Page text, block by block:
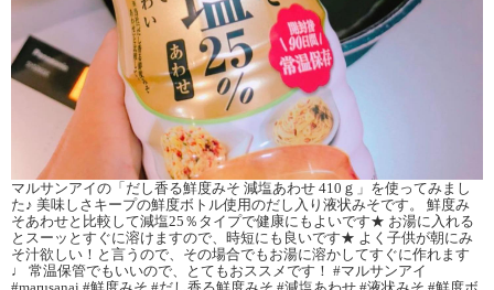
マルサンアイの「だし香る鮮度みそ 減塩あわせ 410ｇ」を使ってみまし
た♪ 美味しさキープの鮮度ボトル使用のだし入り液状みそです。 鮮度み
そあわせと比較して減塩25％タイプで健康にもよいです★ お湯に入れる
とスーッとすぐに溶けますので、時短にも良いです★ よく子供が朝にみ
そ汁欲しい！と言うので、その場合でもお湯に溶かしてすぐに作れます
♩ 常温保管でもいいので、とてもおススメです！ #マルサンアイ